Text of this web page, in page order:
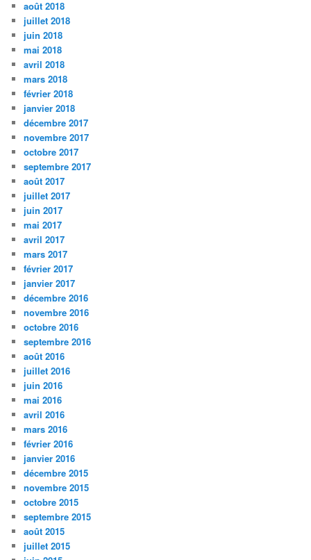
août 2018
juillet 2018
juin 2018
mai 2018
avril 2018
mars 2018
février 2018
janvier 2018
décembre 2017
novembre 2017
octobre 2017
septembre 2017
août 2017
juillet 2017
juin 2017
mai 2017
avril 2017
mars 2017
février 2017
janvier 2017
décembre 2016
novembre 2016
octobre 2016
septembre 2016
août 2016
juillet 2016
juin 2016
mai 2016
avril 2016
mars 2016
février 2016
janvier 2016
décembre 2015
novembre 2015
octobre 2015
septembre 2015
août 2015
juillet 2015